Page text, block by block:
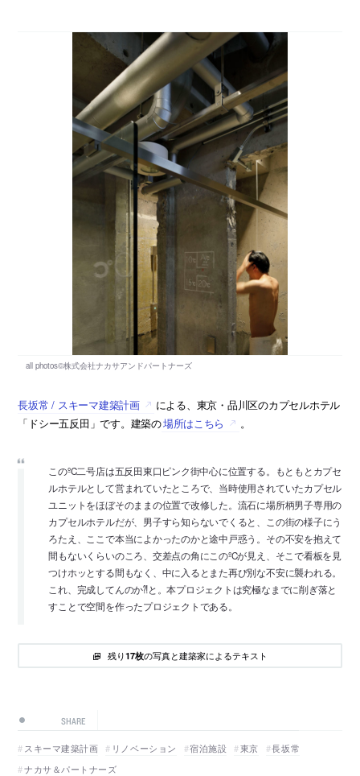
長坂常 / スキーマ建築計画
による、東京・品川区のカプセルホテル
「ドシー五反田」です。建築の場所はこちら 。
このºC二号店は五反田東口ピンク街中心に位置する。もともとカプセ
ルホテルとして営まれていたところで、当時使用されていたカプセル
ユニットをほぼそのままの位置で改修した。流石に場所柄男子専用の
カプセルホテルだが、男子すら知らないでくると、この街の様子にう
ろたえ、ここで本当によかったのかと途中戸惑う。その不安を抱えて
間もないくらいのころ、交差点の角にこのºCが見え、そこで看板を見
つけホッとする間もなく、中に入るとまた再び別な不安に襲われる。
これ、完成してんのか⁈と。本プロジェクトは究極なまでに削ぎ落と
すことで空間を作ったプロジェクトである。
残り17枚の写真と建築家によるテキスト
SHARE
スキーマ建築計画 リノベーション 宿泊施設 東京
長坂常
ナカサ＆パートナーズ